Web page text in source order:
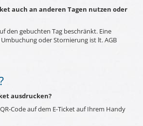
auch an anderen Tagen nutzen oder
den gebuchten Tag beschränkt. Eine
oder Stornierung ist lt. AGB
ausdrucken?
Code auf dem E-Ticket auf Ihrem Handy